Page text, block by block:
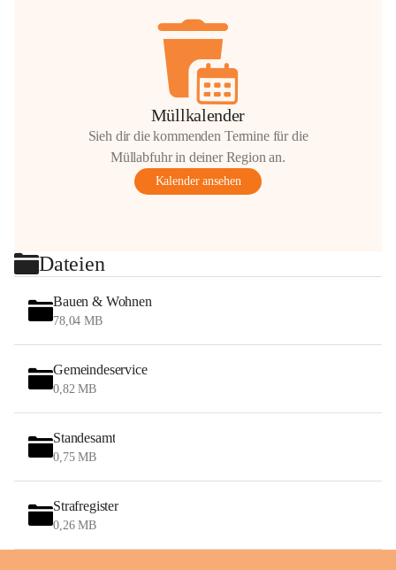
Müllkalender
Sieh dir die kommenden Termine für die
Müllabfuhr in deiner Region an.
Kalender ansehen
Dateien
Bauen & Wohnen
78,04 MB
Gemeindeservice
0,82 MB
Standesamt
0,75 MB
Strafregister
0,26 MB